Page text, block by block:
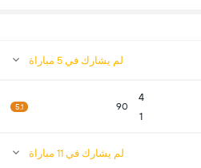
لم يشارك في 5 مباراة
4
1
90
5.1
لم يشارك في 11 مباراة